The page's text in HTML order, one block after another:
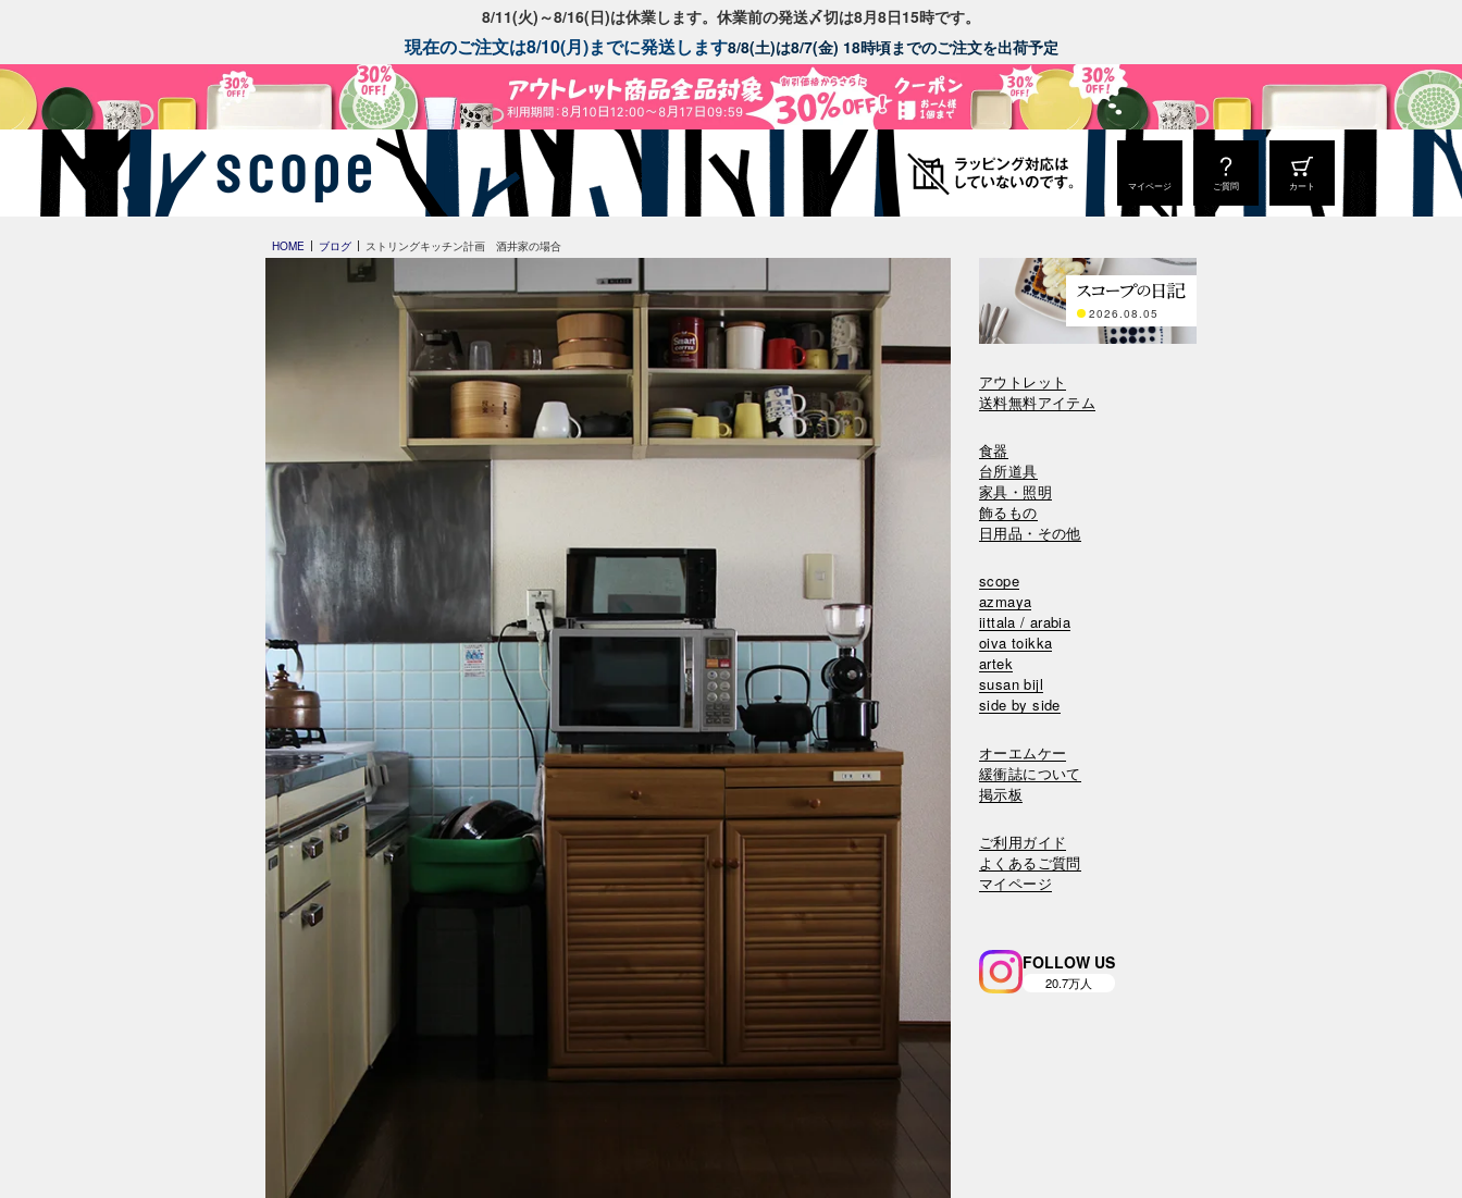
8/11(火)～8/16(日)は休業します。休業前の発送〆切は8月8日15時です。
現在のご注文は8/10(月)までに発送します8/8(土)は8/7(金) 18時頃までのご注文を出荷予定
マイページ ご質問 カート
HOME ブログ ストリングキッチン計画 酒井家の場合
2026.08.05
アウトレット
送料無料アイテム
食器
台所道具
家具・照明
飾るもの
日用品・その他
scope
azmaya
iittala / arabia
oiva toikka
artek
susan bijl
side by side
オーエムケー
緩衝誌について
掲示板
ご利用ガイド
よくあるご質問
マイページ
FOLLOW US